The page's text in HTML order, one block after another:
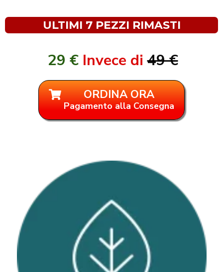
ULTIMI 7 PEZZI RIMASTI
29 € Invece di49 €
ORDINA ORA
Pagamento alla Consegna